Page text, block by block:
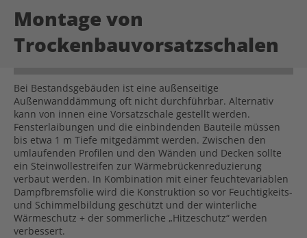
Montage von
Trockenbauvorsatzschalen
Bei Bestandsgebäuden ist eine außenseitige
Außenwanddämmung oft nicht durchführbar. Alternativ
kann von innen eine Vorsatzschale gestellt werden.
Fensterlaibungen und die einbindenden Bauteile müssen
bis etwa 1 m Tiefe mitgedämmt werden. Zwischen den
umlaufenden Profilen und den Wänden und Decken sollte
ein Steinwollestreifen zur Wärmebrückenreduzierung
verbaut werden. In Kombination mit einer feuchtevariablen
Dampfbremsfolie wird die Konstruktion so vor Feuchtigkeits-
und Schimmelbildung geschützt und der winterliche
Wärmeschutz + der sommerliche „Hitzeschutz“ werden
verbessert.